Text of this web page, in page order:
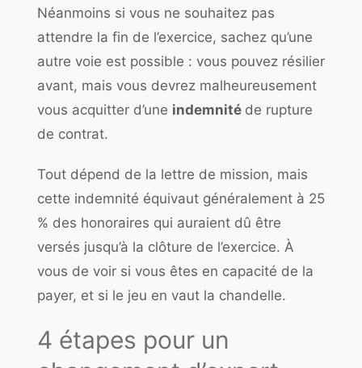
Néanmoins si vous ne souhaitez pas
attendre la fin de l’exercice, sachez qu’une
autre voie est possible : vous pouvez résilier
avant, mais vous devrez malheureusement
vous acquitter d’une indemnité de rupture
de contrat.
Tout dépend de la lettre de mission, mais
cette indemnité équivaut généralement à 25
% des honoraires qui auraient dû être
versés jusqu’à la clôture de l’exercice. À
vous de voir si vous êtes en capacité de la
payer, et si le jeu en vaut la chandelle.
4 étapes pour un